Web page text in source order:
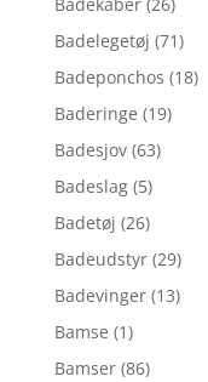
Badelegetøj (71)
Badeponchos (18)
Baderinge (19)
Badesjov (63)
Badeslag (5)
Badetøj (26)
Badeudstyr (29)
Badevinger (13)
Bamse (1)
Bamser (86)